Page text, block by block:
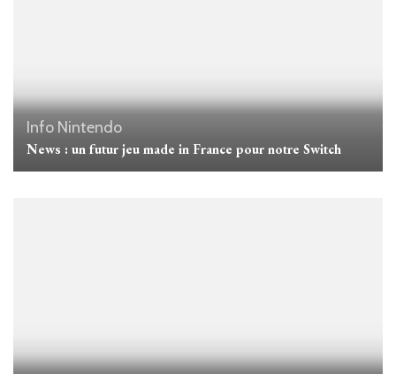
Info Nintendo
News : un futur jeu made in France pour notre Switch